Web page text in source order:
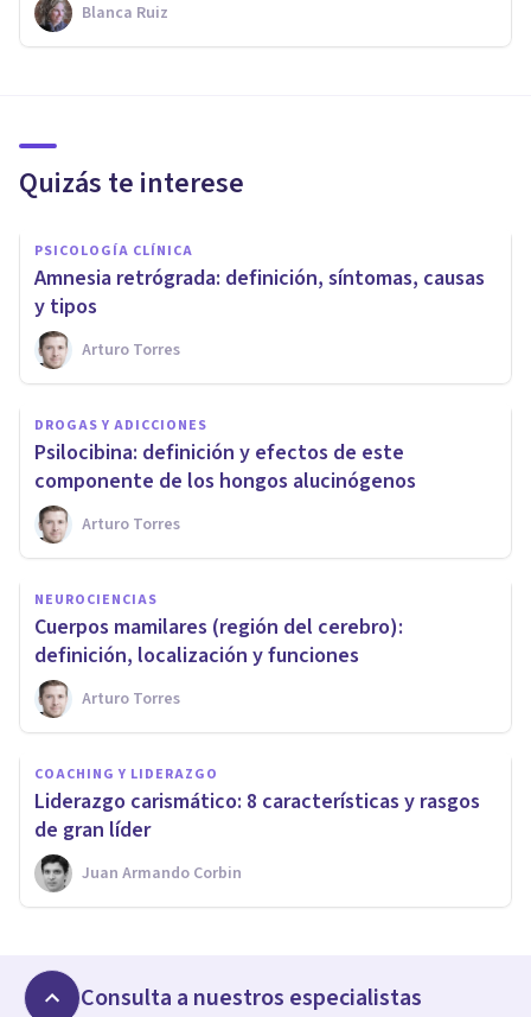
Blanca Ruiz
Quizás te interese
PSICOLOGÍA CLÍNICA
Amnesia retrógrada: definición, síntomas, causas
y tipos
Arturo Torres
DROGAS Y ADICCIONES
Psilocibina: definición y efectos de este
componente de los hongos alucinógenos
Arturo Torres
NEUROCIENCIAS
Cuerpos mamilares (región del cerebro):
definición, localización y funciones
Arturo Torres
COACHING Y LIDERAZGO
Liderazgo carismático: 8 características y rasgos
de gran líder
Juan Armando Corbin
Consulta a nuestros especialistas